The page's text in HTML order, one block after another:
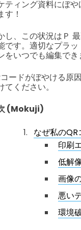
ティング資料にぼ
す！
し、この状況はＰ
です。適切なプラ
をいつでも編集でき
ードがぼやける原
てください。
(Mokuji)
なぜ私の
印刷
低解
画像
悪い
環境